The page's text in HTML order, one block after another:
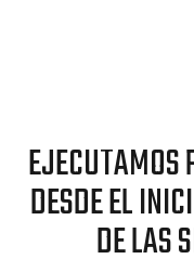
EJECUTAMOS
DESDE EL
DE LAS